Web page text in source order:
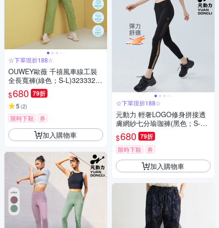
☆下單現折188☆
OUWEY歐薇 千禧風車線工裝
全長寬褲(綠色；S-L)32333267
36
$680 79折
5 (2)
限時下殺 券
加入購物車
☆下單現折188☆
元動力 輕奢LOGO修身拼接透
膚網紗七分瑜珈褲(黑色；S-L)4
233306901
$680 79折
限時下殺 券
加入購物車